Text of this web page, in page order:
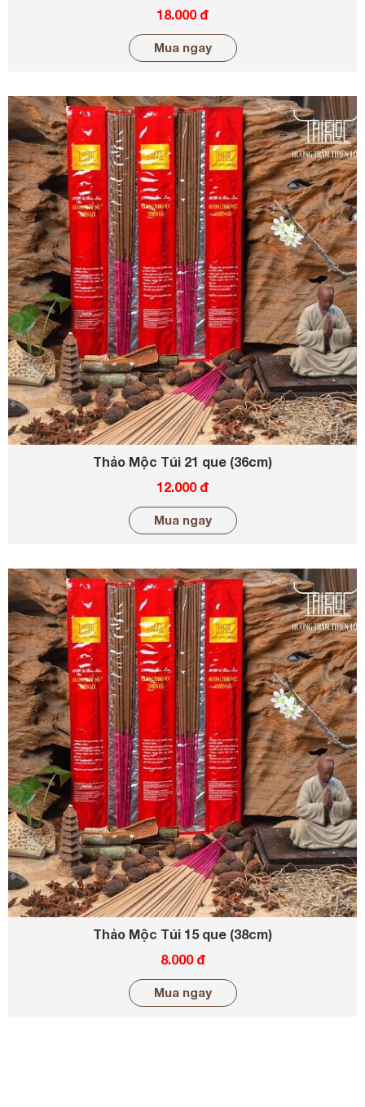
18.000 đ
Mua ngay
Thảo Mộc Túi 21 que (36cm)
12.000 đ
Mua ngay
Thảo Mộc Túi 15 que (38cm)
8.000 đ
Mua ngay